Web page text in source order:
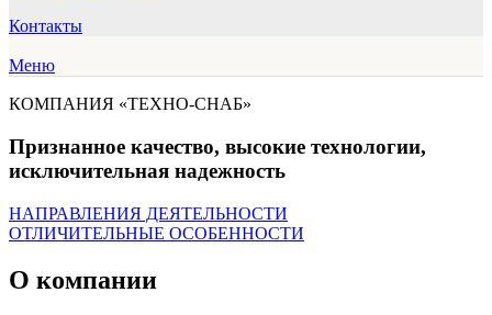
Контакты
Меню
КОМПАНИЯ «ТЕХНО-СНАБ»
Признанное качество, высокие технологии,
исключительная надежность
НАПРАВЛЕНИЯ ДЕЯТЕЛЬНОСТИ
ОТЛИЧИТЕЛЬНЫЕ ОСОБЕННОСТИ
О компании